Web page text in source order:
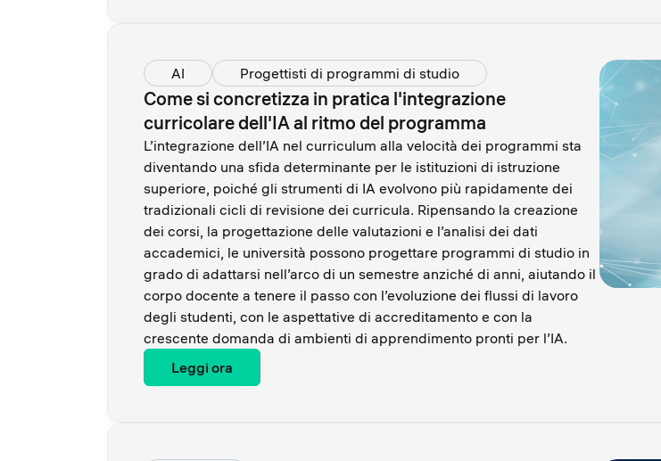
AI Progettisti di programmi di studio
Come si concretizza in pratica l'integrazione
curricolare dell'IA al ritmo del programma
L’integrazione dell’IA nel curriculum alla velocità dei programmi sta
diventando una sfida determinante per le istituzioni di istruzione
superiore, poiché gli strumenti di IA evolvono più rapidamente dei
tradizionali cicli di revisione dei curricula. Ripensando la creazione
dei corsi, la progettazione delle valutazioni e l’analisi dei dati
accademici, le università possono progettare programmi di studio in
grado di adattarsi nell’arco di un semestre anziché di anni, aiutando il
corpo docente a tenere il passo con l’evoluzione dei flussi di lavoro
degli studenti, con le aspettative di accreditamento e con la
crescente domanda di ambienti di apprendimento pronti per l’IA.
Leggi ora